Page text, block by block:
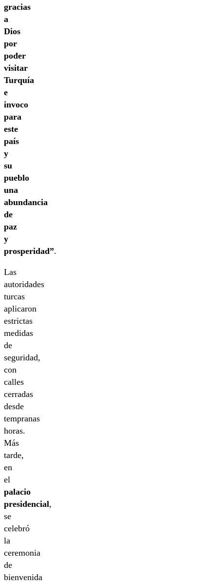
gracias
a
Dios
por
poder
visitar
Turquía
e
invoco
para
este
país
y
su
pueblo
una
abundancia
de
paz
y
prosperidad”.
Las
autoridades
turcas
aplicaron
estrictas
medidas
de
seguridad,
con
calles
cerradas
desde
tempranas
horas.
Más
tarde,
en
el
palacio
presidencial,
se
celebró
la
ceremonia
de
bienvenida